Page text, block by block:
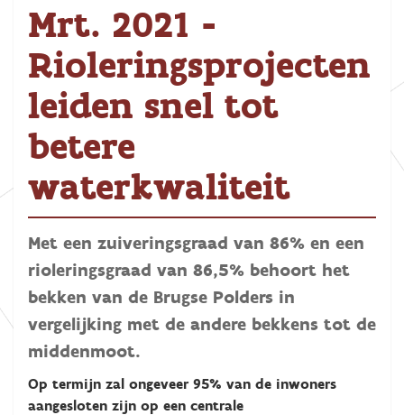
Mrt. 2021 -
Rioleringsprojecten
leiden snel tot
betere
waterkwaliteit
Met een zuiveringsgraad van 86% en een
rioleringsgraad van 86,5% behoort het
bekken van de Brugse Polders in
vergelijking met de andere bekkens tot de
middenmoot.
Op termijn zal ongeveer 95% van de inwoners
aangesloten zijn op een centrale